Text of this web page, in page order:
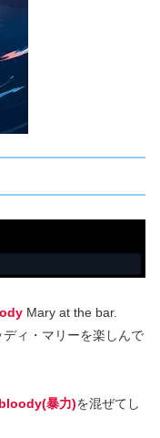
Mary at the bar.
ィ・マリーを楽しんで
bloody(暴力)を混ぜてし